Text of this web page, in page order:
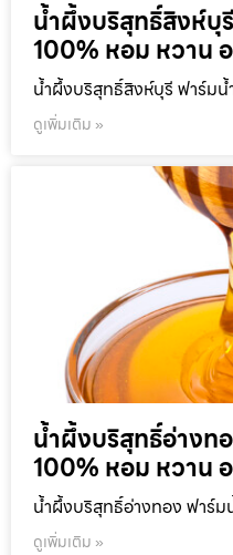
น้ำผึ้งบริสุทธิ์สิงห์บุ
100% หอม หวาน
น้ำผึ้งบริสุทธิ์สิงห์บุรี ฟาร์มน้
ดูเพิ่มเติม »
น้ำผึ้งบริสุทธิ์อ่างท
100% หอม หวาน
น้ำผึ้งบริสุทธิ์อ่างทอง ฟาร์ม
ดูเพิ่มเติม »